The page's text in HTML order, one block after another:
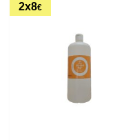
2x8€